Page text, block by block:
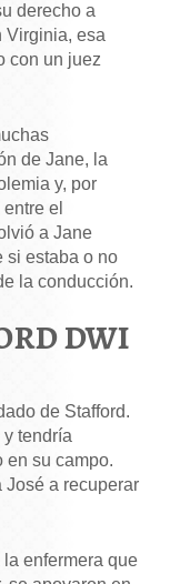
derecho a
Virginia, esa
con un juez
de Jane, la
y, por
el
a Jane
si estaba o no
la conducción.
DWI
de Stafford.
tendría
en su campo.
José a recuperar
enfermera que